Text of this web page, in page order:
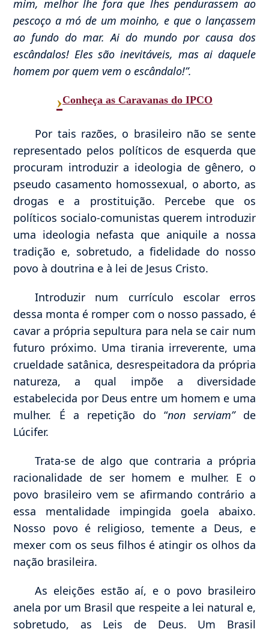
mim, melhor lhe fora que lhes pendurassem ao
pescoço a mó de um moinho, e que o lançassem
ao fundo do mar. Ai do mundo por causa dos
escândalos! Eles são inevitáveis, mas ai daquele
homem por quem vem o escândalo!”.
›Conheça as Caravanas do IPCO
Por tais razões, o brasileiro não se sente
representado pelos políticos de esquerda que
procuram introduzir a ideologia de gênero, o
pseudo casamento homossexual, o aborto, as
drogas e a prostituição. Percebe que os
políticos socialo-comunistas querem introduzir
uma ideologia nefasta que aniquile a nossa
tradição e, sobretudo, a fidelidade do nosso
povo à doutrina e à lei de Jesus Cristo.
Introduzir num currículo escolar erros
dessa monta é romper com o nosso passado, é
cavar a própria sepultura para nela se cair num
futuro próximo. Uma tirania irreverente, uma
crueldade satânica, desrespeitadora da própria
natureza, a qual impõe a diversidade
estabelecida por Deus entre um homem e uma
mulher. É a repetição do “non serviam”de
Lúcifer.
Trata-se de algo que contraria a própria
racionalidade de ser homem e mulher. E o
povo brasileiro vem se afirmando contrário a
essa mentalidade impingida goela abaixo.
Nosso povo é religioso, temente a Deus, e
mexer com os seus filhos é atingir os olhos da
nação brasileira.
As eleições estão aí, e o povo brasileiro
anela por um Brasil que respeite a lei natural e,
sobretudo, as Leis de Deus. Um Brasil